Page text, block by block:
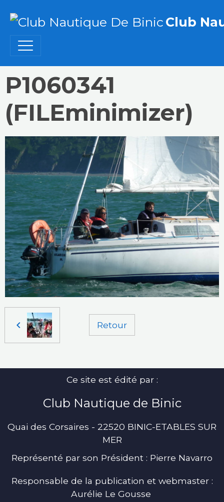
Club
P1060341
(FILEminimizer)
Retour
Ce site est édité par :
Club Nautique de Binic
Quai des Corsaires - 22520 BINIC-ETABLES SUR
MER
Représenté par son Président : Pierre Navarro
Responsable de la publication et webmaster :
Aurélie Le Gousse